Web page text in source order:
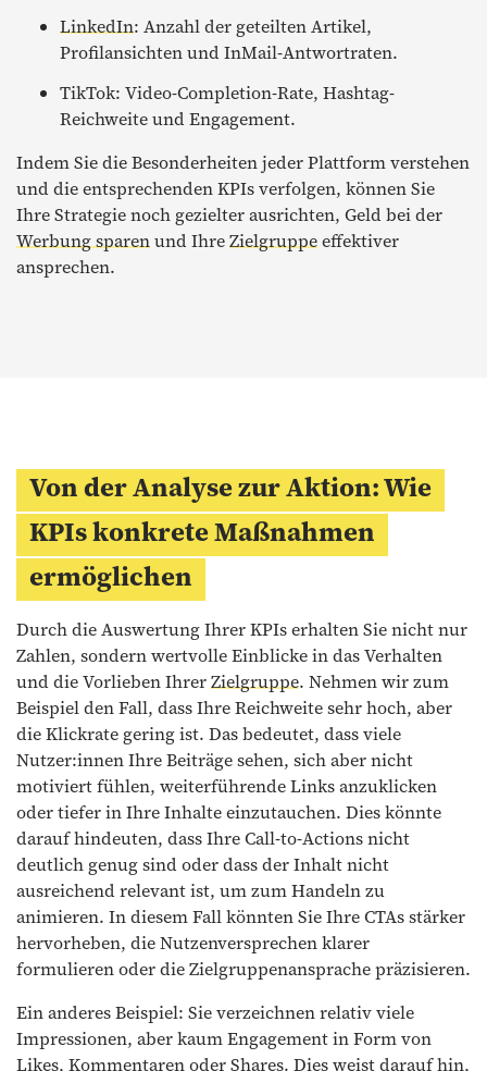
LinkedIn: Anzahl der geteilten Artikel,
Profilansichten und InMail-Antwortraten.
TikTok: Video-Completion-Rate, Hashtag-
Reichweite und Engagement.
Indem Sie die Besonderheiten jeder Plattform verstehen
und die entsprechenden KPIs verfolgen, können Sie
Ihre Strategie noch gezielter ausrichten, Geld bei der
Werbung sparenund IhreZielgruppeeffektiver
ansprechen.
Von der Analyse zur Aktion: Wie
KPIs konkrete Maßnahmen
ermöglichen
Durch die Auswertung Ihrer KPIs erhalten Sie nicht nur
Zahlen, sondern wertvolle Einblicke in das Verhalten
und die Vorlieben IhrerZielgruppe. Nehmen wir zum
Beispiel den Fall, dass Ihre Reichweite sehr hoch, aber
die Klickrate gering ist. Das bedeutet, dass viele
Nutzer:innen Ihre Beiträge sehen, sich aber nicht
motiviert fühlen, weiterführende Links anzuklicken
oder tiefer in Ihre Inhalte einzutauchen. Dies könnte
darauf hindeuten, dass Ihre Call-to-Actions nicht
deutlich genug sind oder dass der Inhalt nicht
ausreichend relevant ist, um zum Handeln zu
animieren. In diesem Fall könnten Sie Ihre CTAs stärker
hervorheben, die Nutzenversprechen klarer
formulieren oder die Zielgruppenansprache präzisieren.
Ein anderes Beispiel: Sie verzeichnen relativ viele
Impressionen, aber kaum Engagement in Form von
Likes, Kommentaren oder Shares. Dies weist darauf hin,